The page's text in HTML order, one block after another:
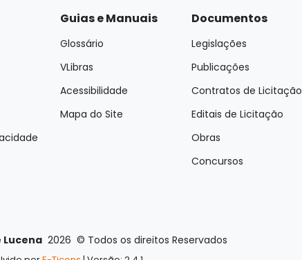
Guias e Manuais
Glossário
VLibras
Acessibilidade
Mapa do Site
Documentos
Legislações
Publicações
Contratos de Licitação
Editais de Licitação
Obras
Concursos
2026 © Todos os direitos Reservados